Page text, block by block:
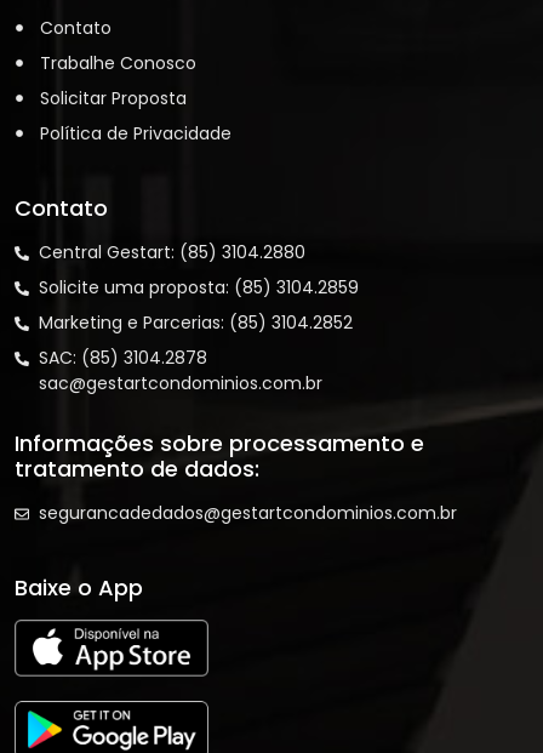
Contato
Trabalhe Conosco
Solicitar Proposta
Política de Privacidade
Contato
Central Gestart: (85) 3104.2880
Solicite uma proposta: (85) 3104.2859
Marketing e Parcerias: (85) 3104.2852
SAC: (85) 3104.2878
sac@gestartcondominios.com.br
Informações sobre processamento e
tratamento de dados:
segurancadedados@gestartcondominios.com.br
Baixe o App